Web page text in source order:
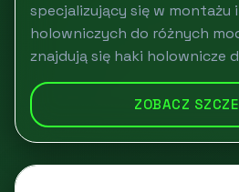
specjalizujący się w montażu
holowniczych do różnych
znajdują się haki holownicze
ZOBACZ